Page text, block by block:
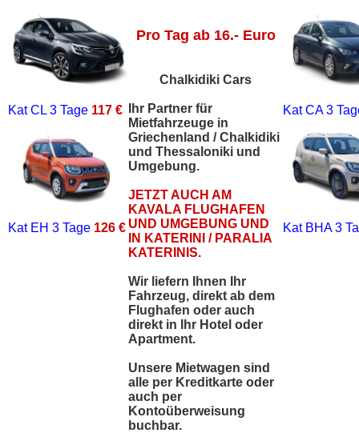
Kat CL 3 Tage 117 €
Kat EH 3 Tage 126 €
Pro Tag ab 16.- Euro
Chalkidiki Cars
Ihr Partner für
Mietfahrzeuge in
Griechenland / Chalkidiki
und Thessaloniki und
Umgebung.
JETZT AUCH AM
KAVALA FLUGHAFEN
UND UMGEBUNG UND
IN KATERINI / PARALIA
KATERINIS.
Wir liefern Ihnen Ihr
Fahrzeug, direkt ab dem
Flughafen oder auch
direkt in Ihr Hotel oder
Apartment.
Unsere Mietwagen sind
alle per Kreditkarte oder
auch per
Kontoüberweisung
buchbar.
Kat CA3
Kat BHA3